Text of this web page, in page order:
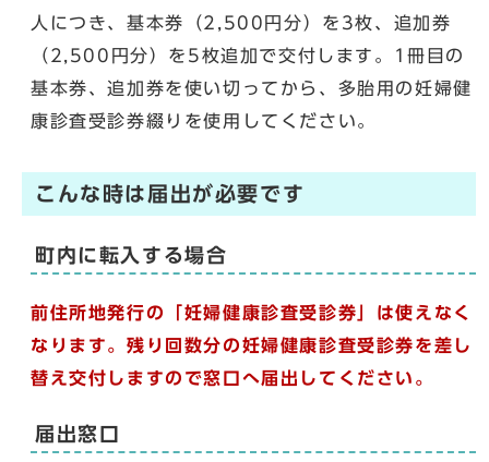
人につき、基本券（2,500円分）を3枚、追加券
（2,500円分）を5枚追加で交付します。1冊目の
基本券、追加券を使い切ってから、多胎用の妊婦健
康診査受診券綴りを使用してください。
こんな時は届出が必要です
町内に転入する場合
前住所地発行の「妊婦健康診査受診券」は使えなく
なります。残り回数分の妊婦健康診査受診券を差し
替え交付しますので窓口へ届出してください。
届出窓口